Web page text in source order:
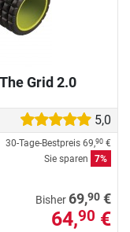
Grid 2.0
5,0
30-Tage-Bestpreis 69,90 €
Sie sparen
7%
Bisher 69,90 €
64,90 €